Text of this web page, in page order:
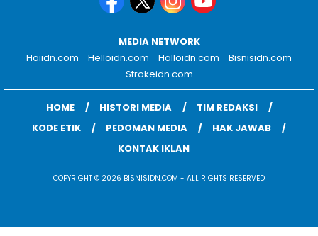
MEDIA NETWORK
Haiidn.com
Helloidn.com Halloidn.com
Bisnisidn.com
Strokeidn.com
HOME HISTORI MEDIA
TIM REDAKSI
KODE ETIK
PEDOMAN MEDIA
HAK JAWAB
KONTAK IKLAN
COPYRIGHT © 2026 BISNISIDN.COM - ALL RIGHTS RESERVED